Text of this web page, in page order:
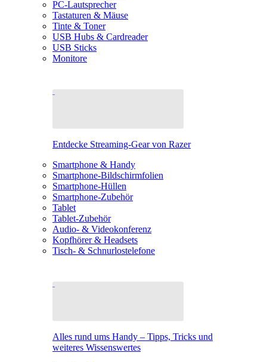
PC-Lautsprecher
Tastaturen & Mäuse
Tinte & Toner
USB Hubs & Cardreader
USB Sticks
Monitore
Entdecke Streaming-Gear von Razer
Smartphone & Handy
Smartphone-Bildschirmfolien
Smartphone-Hüllen
Smartphone-Zubehör
Tablet
Tablet-Zubehör
Audio- & Videokonferenz
Kopfhörer & Headsets
Tisch- & Schnurlostelefone
Alles rund ums Handy – Tipps, Tricks und
weiteres Wissenswertes